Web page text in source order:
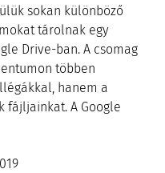
sokan különböző
tárolnak egy
Drive-ban. A csomag
többen
hanem a
fájljainkat. A Google